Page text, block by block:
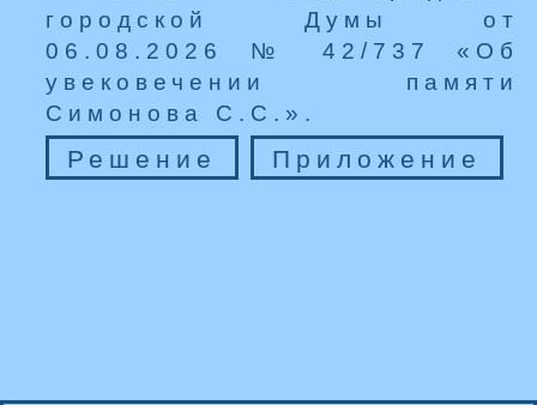
городской Думы от
06.08.2026 № 42/737 «Об
увековечении памяти
Симонова С.С.».
Решение Приложение